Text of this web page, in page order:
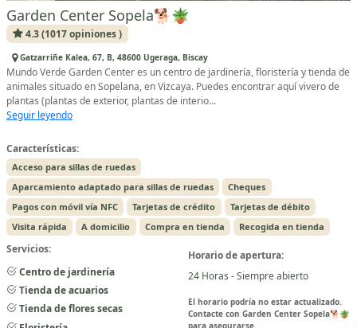
Garden Center Sopela🐕🪴
4.3 (1017 opiniones )
Gatzarriñe Kalea, 67, B, 48600 Ugeraga, Biscay
Mundo Verde Garden Center es un centro de jardinería, floristería y tienda de
animales situado en Sopelana, en Vizcaya. Puedes encontrar aquí vivero de
plantas (plantas de exterior, plantas de interio...
Seguir leyendo
Características:
Acceso para sillas de ruedas
Aparcamiento adaptado para sillas de ruedas
Cheques
Pagos con móvil vía NFC
Tarjetas de crédito
Tarjetas de débito
Visita rápida
A domicilio Compra en tienda Recogida en tienda
Servicios:
Centro de jardinería
Tienda de acuarios
Tienda de flores secas
Horario de apertura:
24 Horas - Siempre abierto
El horario podría no estar actualizado.
Contacte con Garden Center Sopela🐕🪴
para asegurarse.